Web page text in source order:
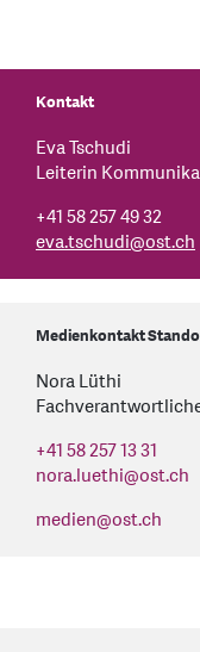
Kontakt
Eva Tschudi
Leiterin
+41 58 257 49 32
eva.tschudi@ost.ch
Medienkontakt
Nora Lüthi
+41 58 257 13 31
nora.luethi@ost.ch
medien@ost.ch